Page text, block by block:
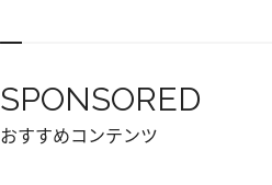
SPONSORED
おすすめコンテンツ